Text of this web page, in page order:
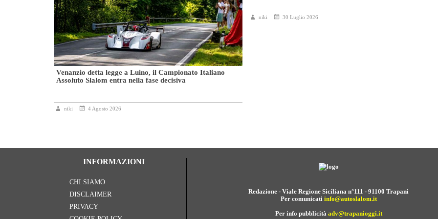
Venanzio detta legge a Luino, il Campionato Italiano
Assoluto Slalom entra nella fase decisiva
niki 4 Agosto 2026
niki 30 Luglio 2026
INFORMAZIONI
CHI SIAMO
DISCLAIMER
PRIVACY
Redazione - Viale Regione Siciliana n°111 - 91100 Trapani
Per comunicati info@autoslalom.it
Per info pubblicità adv@trapanioggi.it